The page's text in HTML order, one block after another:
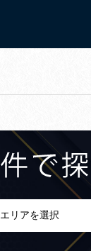
エリアを選択